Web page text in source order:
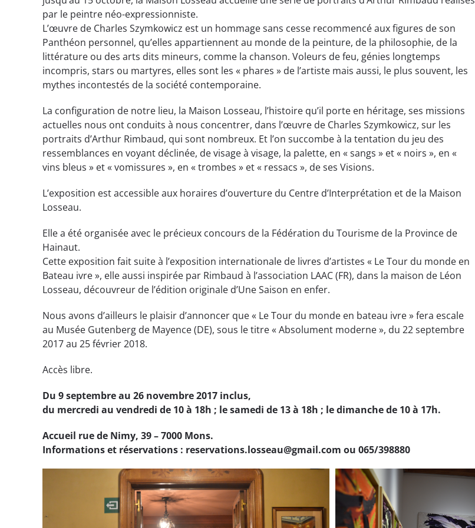
par le peintre néo-expressionniste.
L’œuvre de Charles Szymkowicz est un hommage sans cesse recommencé aux figures de son
Panthéon personnel, qu’elles appartiennent au monde de la peinture, de la philosophie, de la
littérature ou des arts dits mineurs, comme la chanson. Voleurs de feu, génies longtemps
incompris, stars ou martyres, elles sont les « phares » de l’artiste mais aussi, le plus souvent, les
mythes incontestés de la société contemporaine.
La configuration de notre lieu, la Maison Losseau, l’histoire qu’il porte en héritage, ses missions
actuelles nous ont conduits à nous concentrer, dans l’œuvre de Charles Szymkowicz, sur les
portraits d’Arthur Rimbaud, qui sont nombreux. Et l’on succombe à la tentation du jeu des
ressemblances en voyant déclinée, de visage à visage, la palette, en « sangs » et « noirs », en «
vins bleus » et « vomissures », en « trombes » et « ressacs », de ses Visions.
L’exposition est accessible aux horaires d’ouverture du Centre d’Interprétation et de la Maison
Losseau.
Elle a été organisée avec le précieux concours de la Fédération du Tourisme de la Province de
Hainaut.
Cette exposition fait suite à l’exposition internationale de livres d’artistes « Le Tour du monde en
Bateau ivre », elle aussi inspirée par Rimbaud à l’association LAAC (FR), dans la maison de Léon
Losseau, découvreur de l’édition originale d’Une Saison en enfer.
Nous avons d’ailleurs le plaisir d’annoncer que « Le Tour du monde en bateau ivre » fera escale
au Musée Gutenberg de Mayence (DE), sous le titre « Absolument moderne », du 22 septembre
2017 au 25 février 2018.
Accès libre.
Du 9 septembre au 26 novembre 2017 inclus,
du mercredi au vendredi de 10 à 18h ; le samedi de 13 à 18h ; le dimanche de 10 à 17h.
Accueil rue de Nimy, 39 – 7000 Mons.
Informations et réservations : reservations.losseau@gmail.com ou 065/398880